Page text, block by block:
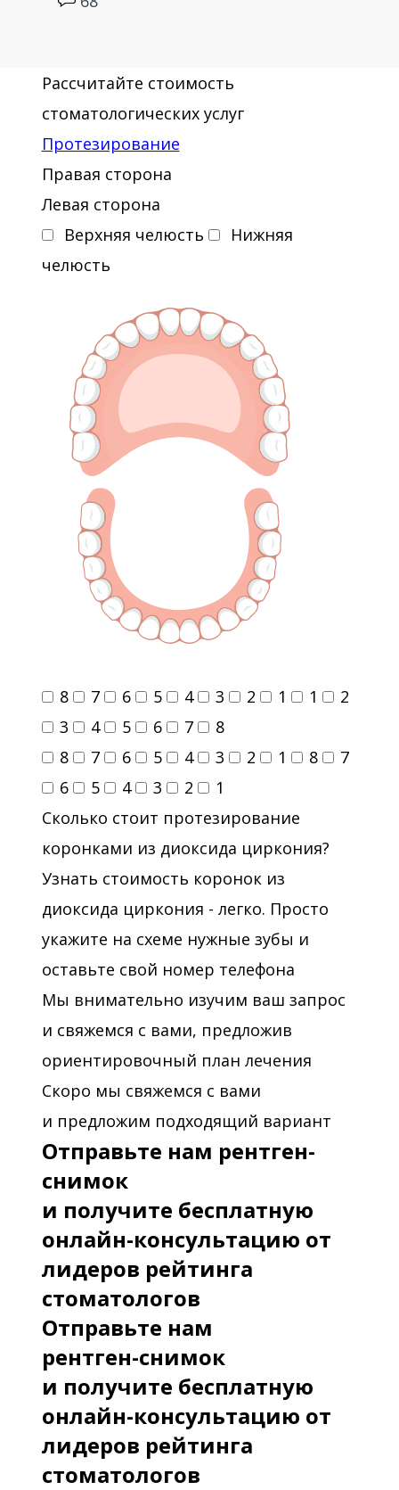
Рассчитайте стоимость
стоматологических услуг
Протезирование
Правая сторона
Левая сторона
Верхняя челюсть
Нижняя
челюсть
8 7 6 5 4 3 2 1 1
2
3
4 5 6 7
8
8
7 6 5 4 3 2 1 8
7
6
5 4 3 2
1
Сколько стоит протезирование
коронками из диоксида циркония?
Узнать стоимость коронок из
диоксида циркония - легко. Просто
укажите на схеме нужные зубы и
оставьте свой номер телефона
Мы внимательно изучим ваш запрос
и свяжемся с вами, предложив
ориентировочный план лечения
Скоро мы свяжемся с вами
и предложим подходящий вариант
Отправьте нам рентген-
снимок
и получите бесплатную
онлайн-консультацию от
лидеров рейтинга
стоматологов
Отправьте нам
рентген-снимок
и получите бесплатную
онлайн-консультацию от
лидеров рейтинга
стоматологов